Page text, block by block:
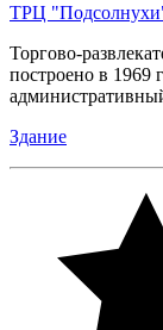
ТРЦ
Торгово-
построено в 1969
Здание